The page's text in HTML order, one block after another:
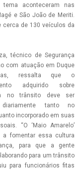
aconteceram nas
e São João de Meriti.
de 130 veículos da
técnico de Segurança
com atuação em Duque
ressalta que o
adquirido sobre
no trânsito deve ser
diariamente tanto no
incorporado em suas
“O ‘Maio Amarelo’
a fomentar essa cultura
para que a gente
para um trânsito
para funcionários fitas